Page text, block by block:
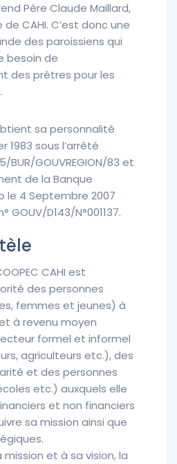
Père Claude Maillard,
CAHI. C’est donc une
des paroissiens qui
besoin de
des prêtres pour les
sa personnalité
1983 sous l’arrêté
BUR/GOUVREGION/83 et
de la Banque
le 4 Septembre 2007
GOUV/D143/N°001137.
CAHI est
des personnes
femmes et jeunes) à
à revenu moyen
formel et informel
agriculteurs etc.), des
et des personnes
etc.) auxquels elle
et non financiers
sa mission ainsi que
et à sa vision, la